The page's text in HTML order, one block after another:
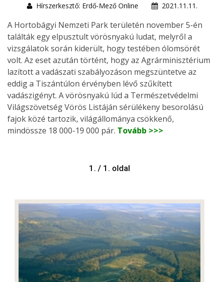
Hírszerkesztő: Erdő-Mező Online
2021.11.11.
A Hortobágyi Nemzeti Park területén november 5-én
találták egy elpusztult vörösnyakú ludat, melyről a
vizsgálatok során kiderült, hogy testében ólomsörét
volt. Az eset azután történt, hogy az Agrárminisztérium
lazított a vadászati szabályozáson megszüntetve az
eddig a Tiszántúlon érvényben lévő szűkített
vadászigényt. A vörösnyakú lúd a Természetvédelmi
Világszövetség Vörös Listáján sérülékeny besorolású
fajok közé tartozik, világállománya csökkenő,
mindössze 18 000-19 000 pár. Tovább >>>
1. / 1. oldal